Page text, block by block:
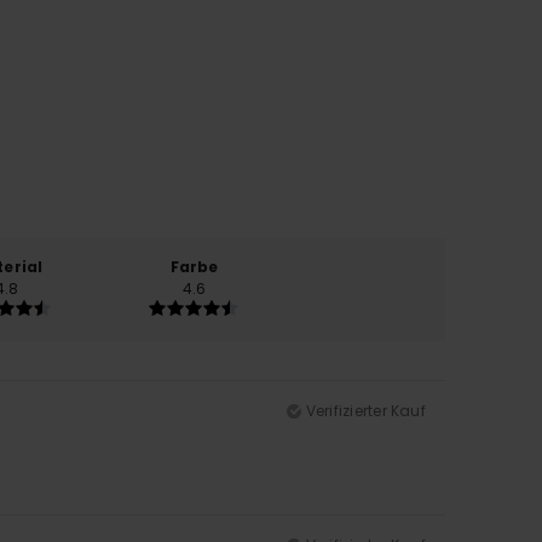
Farbe
4.6
Verifizierter Kauf